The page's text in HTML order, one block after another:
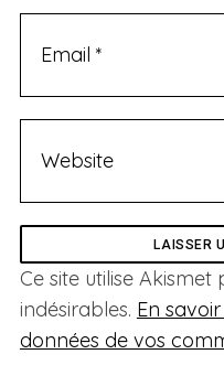
Ce site utilise Akismet
indésirables. En
données de vos